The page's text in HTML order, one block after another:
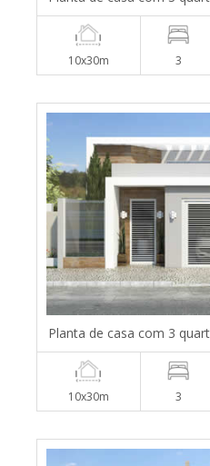
10x30m 3
Planta de casa com 3
10x30m 3